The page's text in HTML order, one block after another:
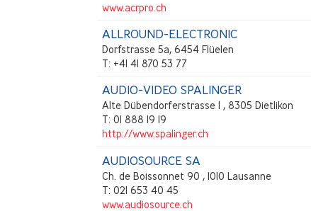
www.acrpro.ch
ALLROUND-ELECTRONIC
Dorfstrasse 5a, 6454 Flüelen
T: +41 41 870 53 77
AUDIO-VIDEO SPALINGER
Alte Dübendorferstrasse 1 , 8305 Dietlikon
T: 01 888 19 19
http://www.spalinger.ch
AUDIOSOURCE SA
Ch. de Boissonnet 90 , 1010 Lausanne
T: 021 653 40 45
www.audiosource.ch